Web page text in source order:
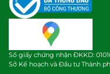
Số giấy chứng nhận ĐKKD:
Sở Kế hoạch và Đầu tư Thành